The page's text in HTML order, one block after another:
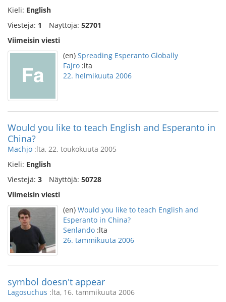
Kieli: English
Viestejä: 1 Näyttöjä: 52701
Viimeisin viesti
(en) Spreading Esperanto Globally
Fajro :lta
22. helmikuuta 2006
Would you like to teach English and Esperanto in
China?
Machjo :lta, 22. toukokuuta 2005
Kieli: English
Viestejä: 3 Näyttöjä: 50728
Viimeisin viesti
(en) Would you like to teach English and
Esperanto in China?
Senlando :lta
26. tammikuuta 2006
symbol doesn't appear
Lagosuchus :lta, 16. tammikuuta 2006